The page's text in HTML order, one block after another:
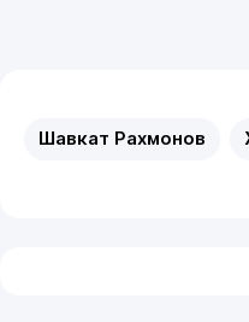
Шавкат Рахмонов